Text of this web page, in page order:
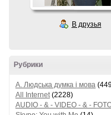
В друзья
Рубрики
A. Людська думка і мова
All Internet(2228)
AUDIO - & - VIDEO - & -